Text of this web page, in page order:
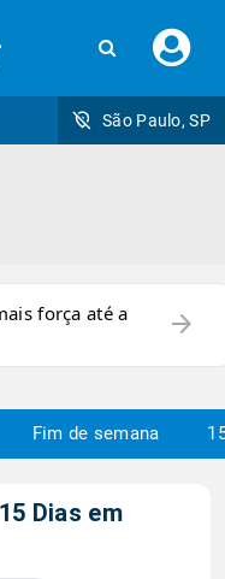
seu
São Paulo, SP
força até a
arrow_forward
Fim de semana
Dias em